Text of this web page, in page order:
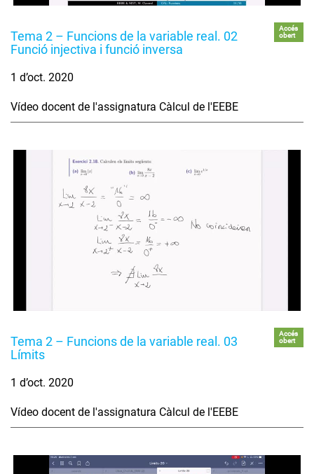
Tema 2 – Funcions de la variable real. 02
Funció injectiva i funció inversa
Accés
obert
1 d’oct. 2020
Vídeo docent de l'assignatura Càlcul de l'EEBE
Tema 2 – Funcions de la variable real. 03
Límits
Accés
obert
1 d’oct. 2020
Vídeo docent de l'assignatura Càlcul de l'EEBE